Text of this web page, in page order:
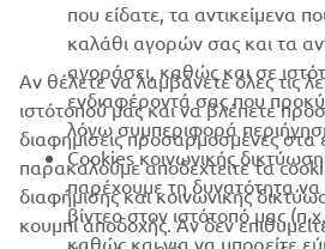
Γίνετε ο πρώτος που θα μάθετε για τις
ειδικές εκδηλώσεις, τις νέες
ΕΓΓΡΑΦΉ
Διαβάστε την Πολιτική Απορρήτου μας
που είδατε, τα αντικείμενα
καλάθι αγορών σας και τα
αγοράσει, καθώς και σε
ενδιαφέροντά σας που
λόγω συμπεριφορά
Cookies κοινωνικής
παρέχουμε τη δυνατότητα
βίντεο στον ιστότοπό μας
καθώς και για να μπορείτε
Αν θέλετε να λαμβάνετε όλες τις
ιστότοπού μας και να βλέπετε
διαφημίσεις προσαρμοσμένες στα
παρακαλούμε αποδεχτείτε τα
διαφήμισης και κοινωνικής
κουμπί αποδοχής. Αν δεν